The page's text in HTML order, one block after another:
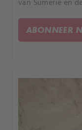
van Sumerië en
machtige
bestierden.
ABONNEER